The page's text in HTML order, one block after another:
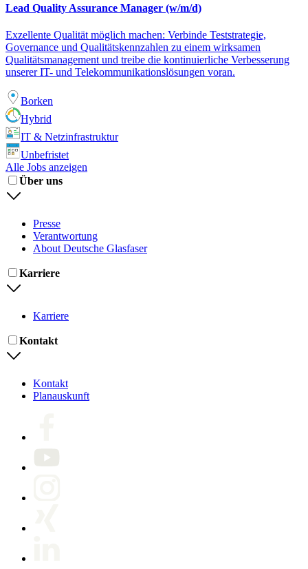
Lead Quality Assurance Manager (w/m/d)
Exzellente Qualität möglich machen: Verbinde Teststrategie,
Governance und Qualitätskennzahlen zu einem wirksamen
Qualitätsmanagement und treibe die kontinuierliche Verbesserung
unserer IT- und Telekommunikationslösungen voran.
Borken
Hybrid
IT & Netzinfrastruktur
Unbefristet
Alle Jobs anzeigen
Über uns
Presse
Verantwortung
About Deutsche Glasfaser
Karriere
Karriere
Kontakt
Kontakt
Planauskunft